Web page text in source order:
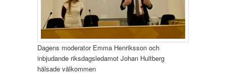
Dagens moderator Emma Henriksson och
inbjudande riksdagsledamot Johan Hultberg
hälsade välkommen